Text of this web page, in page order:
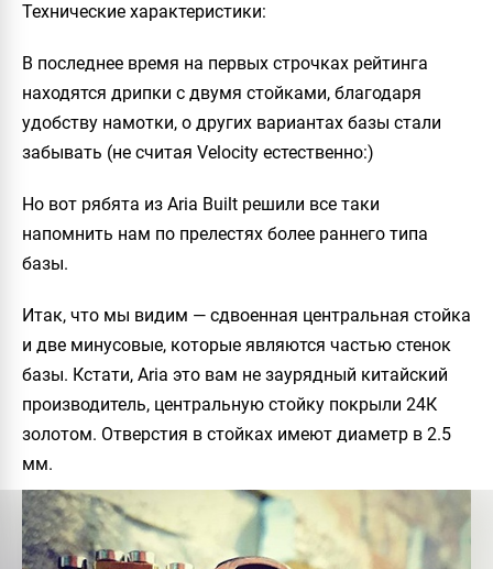
Технические характеристики:
В последнее время на первых строчках рейтинга
находятся дрипки с двумя стойками, благодаря
удобству намотки, о других вариантах базы стали
забывать (не считая Velocity естественно:)
Но вот рябята из Aria Built решили все таки
напомнить нам по прелестях более раннего типа
базы.
Итак, что мы видим — сдвоенная центральная стойка
и две минусовые, которые являются частью стенок
базы. Кстати, Aria это вам не заурядный китайский
производитель, центральную стойку покрыли 24К
золотом. Отверстия в стойках имеют диаметр в 2.5
мм.